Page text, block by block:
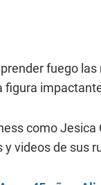
fuego
figura
como Jesica
videos de sus